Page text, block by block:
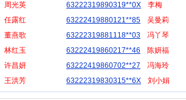
周光英 63222319890319**0X
李梅
任露红 63222419880121**85
吴曼莉
董燕歌 63222319881118**03
冯丫琴
林红玉 63222419860217**46
陈妍福
许昌妍 63222419860702**27
冯海玲
王洪芳 63222319830315**6X 刘小娟